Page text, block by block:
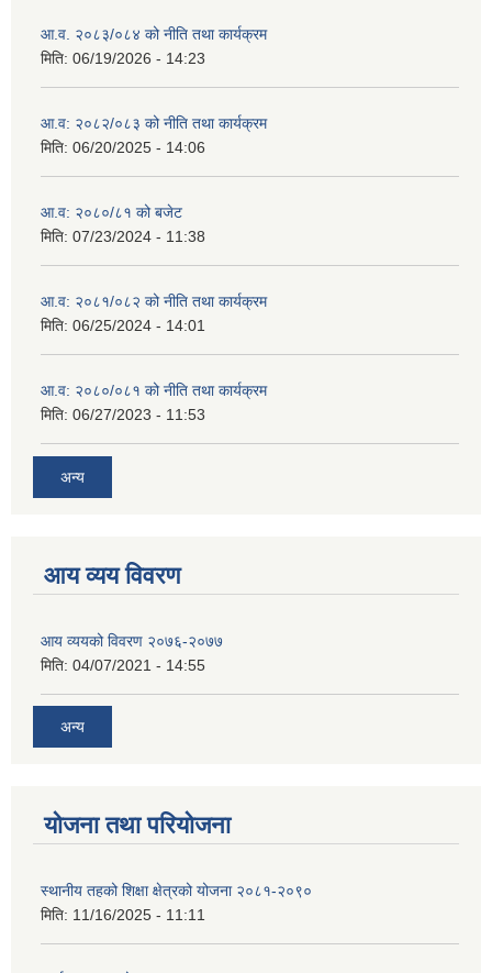
आ.व. २०८३/०८४ को नीति तथा कार्यक्रम
मिति: 06/19/2026 - 14:23
आ.व: २०८२/०८३ को नीति तथा कार्यक्रम
मिति: 06/20/2025 - 14:06
आ.व: २०८०/८१ को बजेट
मिति: 07/23/2024 - 11:38
आ.व: २०८१/०८२ को नीति तथा कार्यक्रम
मिति: 06/25/2024 - 14:01
आ.व: २०८०/०८१ को नीति तथा कार्यक्रम
मिति: 06/27/2023 - 11:53
अन्य
आय व्यय विवरण
आय व्ययको विवरण २०७६-२०७७
मिति: 04/07/2021 - 14:55
अन्य
योजना तथा परियोजना
स्थानीय तहको शिक्षा क्षेत्रको योजना २०८१-२०९०
मिति: 11/16/2025 - 11:11